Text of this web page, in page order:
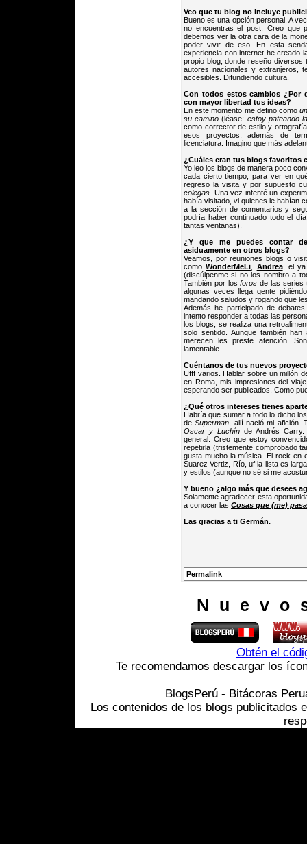
Veo que tu blog no incluye
Bueno es una opción personal. A
no encuentras el post. Creo que
debemos ver la otra cara de la
poder vivir de eso. En esta
experiencia con internet he creado
propio blog, donde reseño
autores nacionales y extranjeros,
accesibles. Difundiendo cultura.
Con todos estos cambios ¿Por
con mayor libertad tus ideas?
En este momento me defino como
su camino (léase: estoy pateando
como corrector de estilo y
esos proyectos, además de
licenciatura. Imagino que más
¿Cuáles eran tus blogs favoritos
Yo leo los blogs de manera poco
cada cierto tiempo, para ver en
regreso la visita y por supuesto
colegas . Una vez intenté un
había visitado, vi quienes le habían
a la sección de comentarios y
podría haber continuado todo el
tantas ventanas).
¿Y que me puedes contar
asiduamente en otros blogs?
Veamos, por reuniones blogs o
comoWonderMeLi Andrea, el ya
(discúlpenme si no los nombro a
También por losforos de las series
algunas veces llega gente
mandando saludos y rogando que
Además he participado de
intento responder a todas las
los blogs, se realiza una
solo sentido. Aunque también
merecen les preste atención.
lamentable.
Cuéntanos de tus nuevos
Ufff varios. Hablar sobre un millón
en Roma, mis impresiones del
esperando ser publicados. Como
¿Qué otros intereses tienes
Habría que sumar a todo lo dicho
deSuperman , allí nació mi
Oscar y Luchín de Andrés
general. Creo que estoy
repetirla (tristemente comprobado
gusta mucho la música. El rock en
Suarez Vertiz, Río, uf la lista es
y estilos (aunque no sé si me
Y bueno ¿algo más que desees
Solamente agradecer esta
a conocer las Cosas que (me)
Las gracias a ti Germán.
Permalink
Obtén el
Te recomendamos descargar los
BlogsPerú - Bitácoras
Los contenidos de los blogs publicitados